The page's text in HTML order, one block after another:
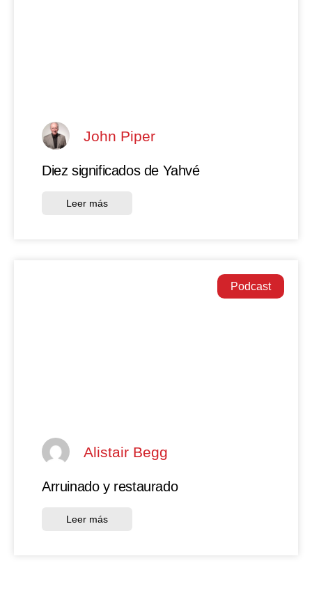
John Piper
Diez significados de Yahvé
Leer más
Podcast
Alistair Begg
Arruinado y restaurado
Leer más